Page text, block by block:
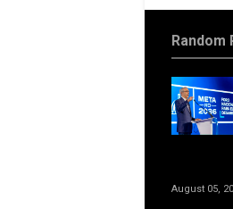
Random
August 05,